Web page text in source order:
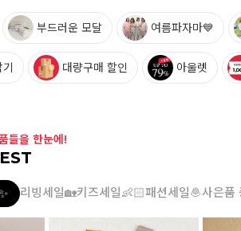
부드러운 모달 여름파자마💙
대량구매 할인 아울렛
들을 한눈에!
리빙세일🏡키즈세일👶🏻패션세일🧆사은품